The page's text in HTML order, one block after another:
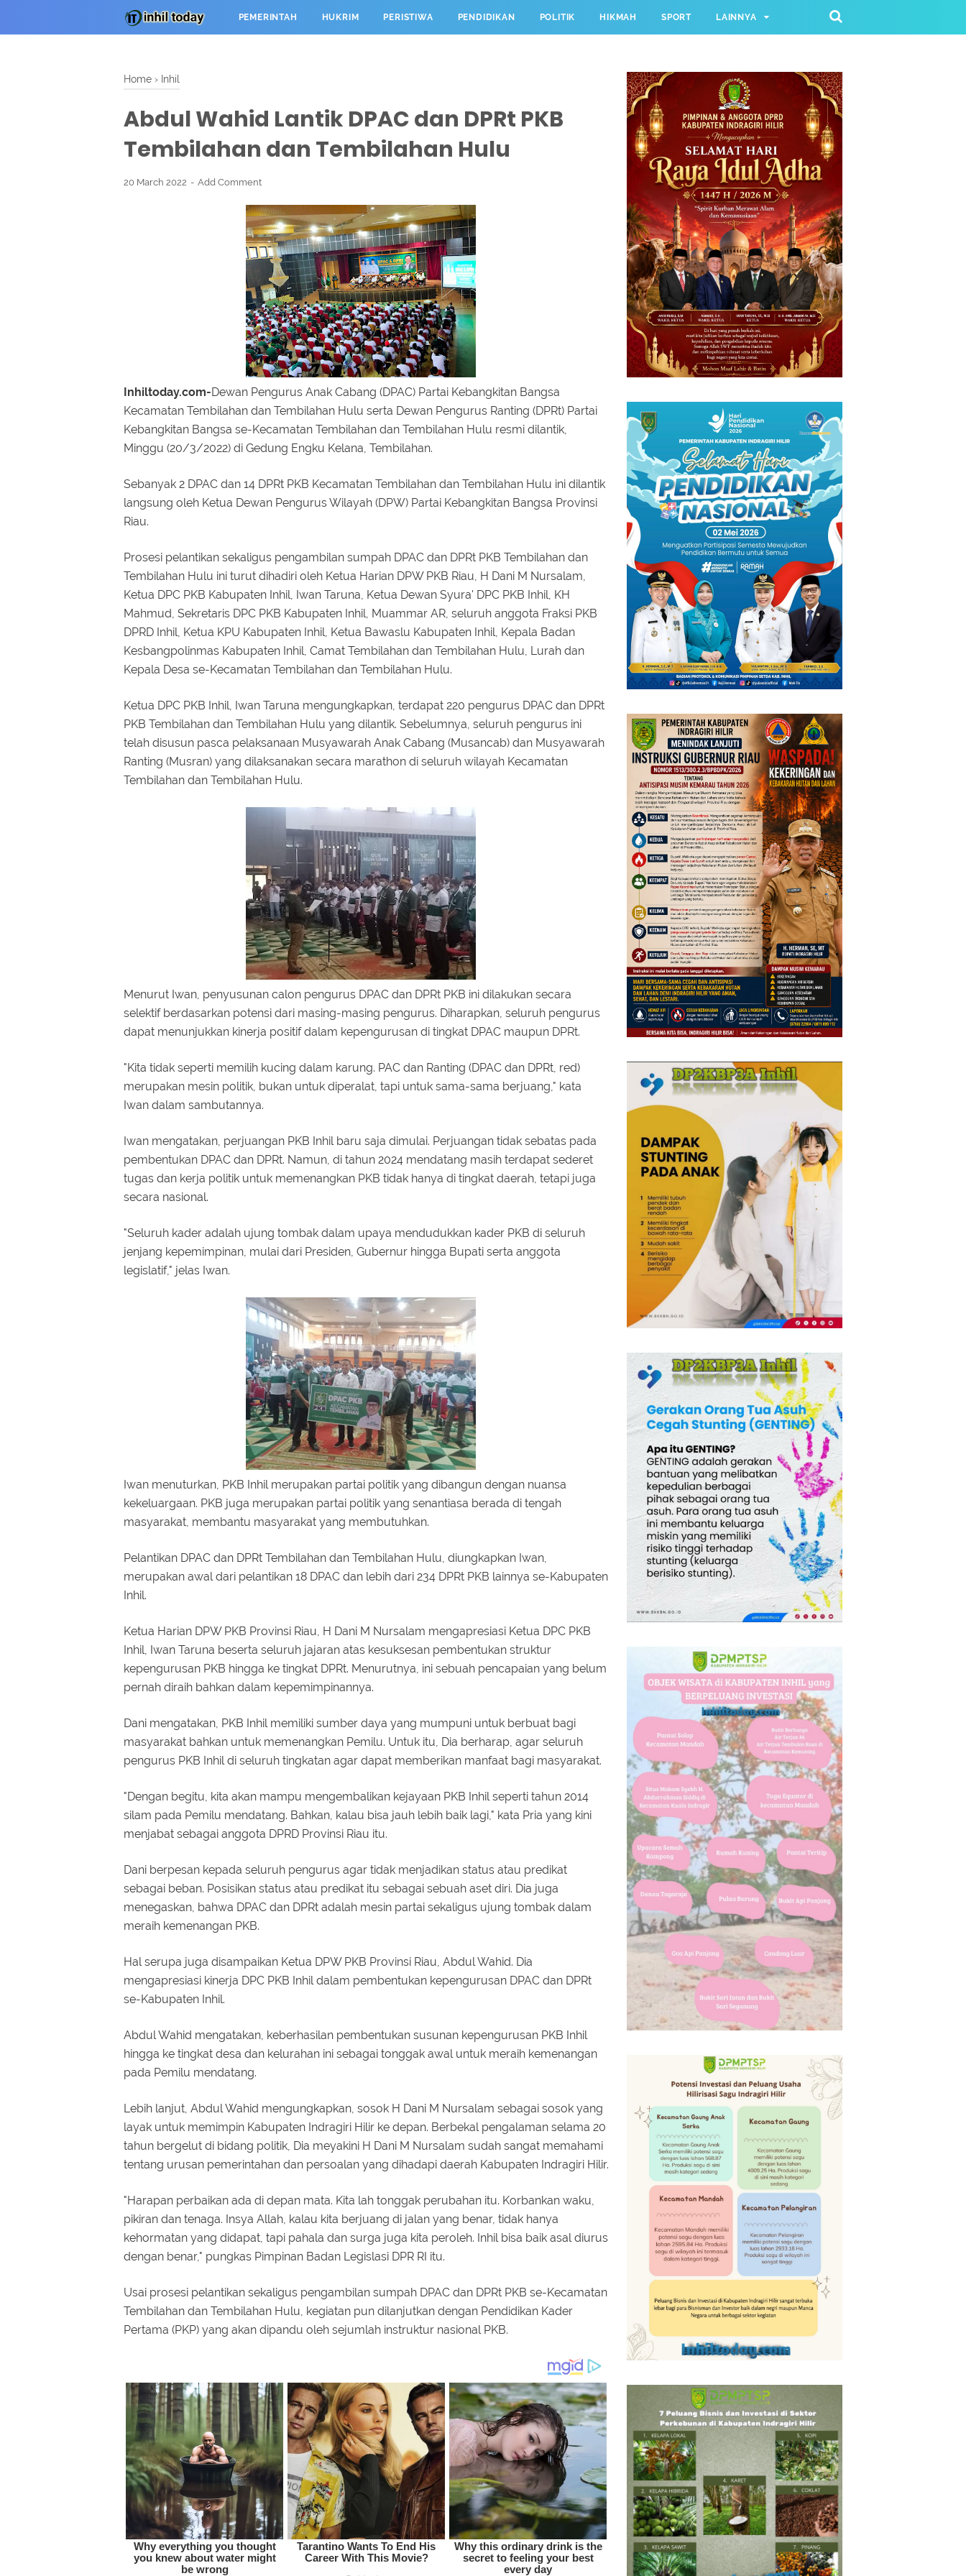
PEMERINTAH HUKRIM PERISTIWA PENDIDIKAN POLITIK HIKMAH SPORT LAINNYA
Home › Inhil
Abdul Wahid Lantik DPAC dan DPRt PKB
Tembilahan dan Tembilahan Hulu
20 March 2022 Add Comment
Inhiltoday.com-Dewan Pengurus Anak Cabang (DPAC) Partai Kebangkitan Bangsa
Kecamatan Tembilahan dan Tembilahan Hulu serta Dewan Pengurus Ranting (DPRt) Partai
Kebangkitan Bangsa se-Kecamatan Tembilahan dan Tembilahan Hulu resmi dilantik,
Minggu (20/3/2022) di Gedung Engku Kelana, Tembilahan.
Sebanyak 2 DPAC dan 14 DPRt PKB Kecamatan Tembilahan dan Tembilahan Hulu ini dilantik
langsung oleh Ketua Dewan Pengurus Wilayah (DPW) Partai Kebangkitan Bangsa Provinsi
Riau.
Prosesi pelantikan sekaligus pengambilan sumpah DPAC dan DPRt PKB Tembilahan dan
Tembilahan Hulu ini turut dihadiri oleh Ketua Harian DPW PKB Riau, H Dani M Nursalam,
Ketua DPC PKB Kabupaten Inhil, Iwan Taruna, Ketua Dewan Syura' DPC PKB Inhil, KH
Mahmud, Sekretaris DPC PKB Kabupaten Inhil, Muammar AR, seluruh anggota Fraksi PKB
DPRD Inhil, Ketua KPU Kabupaten Inhil, Ketua Bawaslu Kabupaten Inhil, Kepala Badan
Kesbangpolinmas Kabupaten Inhil, Camat Tembilahan dan Tembilahan Hulu, Lurah dan
Kepala Desa se-Kecamatan Tembilahan dan Tembilahan Hulu.
Ketua DPC PKB Inhil, Iwan Taruna mengungkapkan, terdapat 220 pengurus DPAC dan DPRt
PKB Tembilahan dan Tembilahan Hulu yang dilantik. Sebelumnya, seluruh pengurus ini
telah disusun pasca pelaksanaan Musyawarah Anak Cabang (Musancab) dan Musyawarah
Ranting (Musran) yang dilaksanakan secara marathon di seluruh wilayah Kecamatan
Tembilahan dan Tembilahan Hulu.
Menurut Iwan, penyusunan calon pengurus DPAC dan DPRt PKB ini dilakukan secara
selektif berdasarkan potensi dari masing-masing pengurus. Diharapkan, seluruh pengurus
dapat menunjukkan kinerja positif dalam kepengurusan di tingkat DPAC maupun DPRt.
"Kita tidak seperti memilih kucing dalam karung. PAC dan Ranting (DPAC dan DPRt, red)
merupakan mesin politik, bukan untuk diperalat, tapi untuk sama-sama berjuang," kata
Iwan dalam sambutannya.
Iwan mengatakan, perjuangan PKB Inhil baru saja dimulai. Perjuangan tidak sebatas pada
pembentukan DPAC dan DPRt. Namun, di tahun 2024 mendatang masih terdapat sederet
tugas dan kerja politik untuk memenangkan PKB tidak hanya di tingkat daerah, tetapi juga
secara nasional.
"Seluruh kader adalah ujung tombak dalam upaya mendudukkan kader PKB di seluruh
jenjang kepemimpinan, mulai dari Presiden, Gubernur hingga Bupati serta anggota
legislatif," jelas Iwan.
Iwan menuturkan, PKB Inhil merupakan partai politik yang dibangun dengan nuansa
kekeluargaan. PKB juga merupakan partai politik yang senantiasa berada di tengah
masyarakat, membantu masyarakat yang membutuhkan.
Pelantikan DPAC dan DPRt Tembilahan dan Tembilahan Hulu, diungkapkan Iwan,
merupakan awal dari pelantikan 18 DPAC dan lebih dari 234 DPRt PKB lainnya se-Kabupaten
Inhil.
Ketua Harian DPW PKB Provinsi Riau, H Dani M Nursalam mengapresiasi Ketua DPC PKB
Inhil, Iwan Taruna beserta seluruh jajaran atas kesuksesan pembentukan struktur
kepengurusan PKB hingga ke tingkat DPRt. Menurutnya, ini sebuah pencapaian yang belum
pernah diraih bahkan dalam kepemimpinannya.
Dani mengatakan, PKB Inhil memiliki sumber daya yang mumpuni untuk berbuat bagi
masyarakat bahkan untuk memenangkan Pemilu. Untuk itu, Dia berharap, agar seluruh
pengurus PKB Inhil di seluruh tingkatan agar dapat memberikan manfaat bagi masyarakat.
"Dengan begitu, kita akan mampu mengembalikan kejayaan PKB Inhil seperti tahun 2014
silam pada Pemilu mendatang. Bahkan, kalau bisa jauh lebih baik lagi," kata Pria yang kini
menjabat sebagai anggota DPRD Provinsi Riau itu.
Dani berpesan kepada seluruh pengurus agar tidak menjadikan status atau predikat
sebagai beban. Posisikan status atau predikat itu sebagai sebuah aset diri. Dia juga
menegaskan, bahwa DPAC dan DPRt adalah mesin partai sekaligus ujung tombak dalam
meraih kemenangan PKB.
Hal serupa juga disampaikan Ketua DPW PKB Provinsi Riau, Abdul Wahid. Dia
mengapresiasi kinerja DPC PKB Inhil dalam pembentukan kepengurusan DPAC dan DPRt
se-Kabupaten Inhil.
Abdul Wahid mengatakan, keberhasilan pembentukan susunan kepengurusan PKB Inhil
hingga ke tingkat desa dan kelurahan ini sebagai tonggak awal untuk meraih kemenangan
pada Pemilu mendatang.
Lebih lanjut, Abdul Wahid mengungkapkan, sosok H Dani M Nursalam sebagai sosok yang
layak untuk memimpin Kabupaten Indragiri Hilir ke depan. Berbekal pengalaman selama 20
tahun bergelut di bidang politik, Dia meyakini H Dani M Nursalam sudah sangat memahami
tentang urusan pemerintahan dan persoalan yang dihadapi daerah Kabupaten Indragiri Hilir.
"Harapan perbaikan ada di depan mata. Kita lah tonggak perubahan itu. Korbankan waku,
pikiran dan tenaga. Insya Allah, kalau kita berjuang di jalan yang benar, tidak hanya
kehormatan yang didapat, tapi pahala dan surga juga kita peroleh. Inhil bisa baik asal diurus
dengan benar," pungkas Pimpinan Badan Legislasi DPR RI itu.
Usai prosesi pelantikan sekaligus pengambilan sumpah DPAC dan DPRt PKB se-Kecamatan
Tembilahan dan Tembilahan Hulu, kegiatan pun dilanjutkan dengan Pendidikan Kader
Pertama (PKP) yang akan dipandu oleh sejumlah instruktur nasional PKB.